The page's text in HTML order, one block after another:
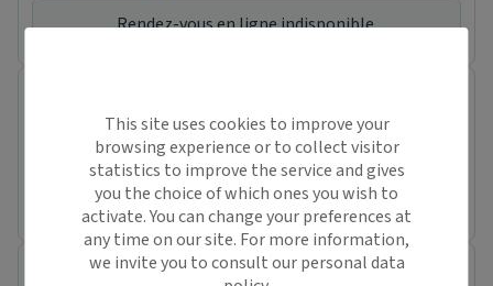
Rendez-vous en ligne indisponible.
Gastro-entérologue et hépatologue
3 RUE DU PRE DES ANGLES
71600 Paray-le-Monial
Rendez-vous en ligne indisponible.
Dr. GHAZI ABDELMAJID
This site uses cookies to improve your
browsing experience or to collect visitor
statistics to improve the service and gives
you the choice of which ones you wish to
activate. You can change your preferences at
any time on our site. For more information,
we invite you to consult our personal data